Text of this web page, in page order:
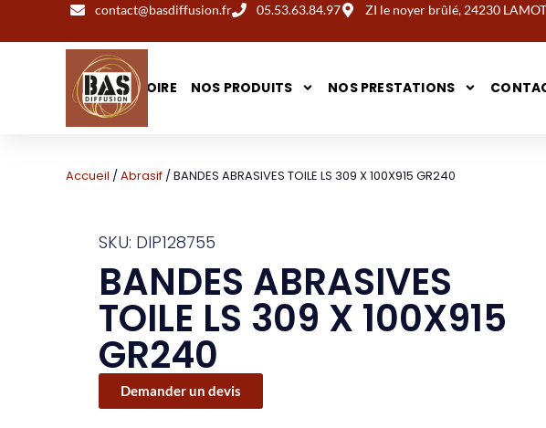
contact@basdiffusion.fr 05.53.63.84.97 ZI le noyer brûlé, 24230
NOTRE HISTOIRE NOS PRODUITS NOS PRESTATIONS
Accueil / Abrasif / BANDES ABRASIVES TOILE LS 309 X 100X915 GR240
SKU: DIP128755
BANDES ABRASIVES
TOILE LS 309 X 100X915
GR240
Demander un devis